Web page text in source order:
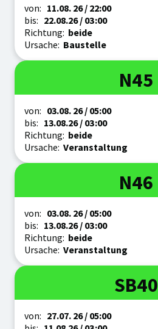
Zeitraum
von: 11.08. 26/ 22:00
bis: 22.08.26/ 03:00
Richtung: beide
Ursache: Baustelle
Linie
N45
Zeitraum
von: 03.08. 26/ 05:00
bis: 13.08.26/ 03:00
Richtung: beide
Ursache: Veranstaltung
Linie
N46
Zeitraum
von: 03.08. 26/ 05:00
bis: 13.08.26/ 03:00
Richtung: beide
Ursache: Veranstaltung
Linie
SB40
Zeitraum
von: 27.07. 26/ 05:00